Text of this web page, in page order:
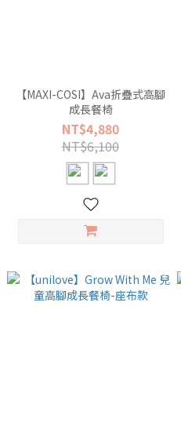
【MAXI-COSI】Ava折疊式高腳
成長餐椅
NT$4,880
NT$6,100